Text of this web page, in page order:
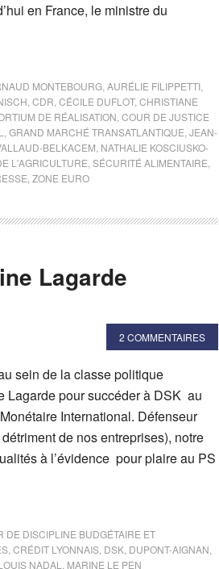
en France, le ministre du
MONTEBOURG AURÉLIE FILIPPETTI
CDR CÉCILE DUFLOT, CHRISTIANE
DE RÉALISATION COUR DE JUSTICE
GRAND MARCHÉ TRANSATLANTIQUE JEAN-
BELKACEM NATHALIE KOSCIUSKO-
L'AGRICULTURE SÉCURITÉ ALIMENTAIRE
ZONE EURO
Lagarde
2 COMMENTAIRES
sein de la classe politique
Lagarde pour succéder à DSK au
International. Défenseur
de nos entreprises), notre
à l’évidence pour plaire au PS
DE DISCIPLINE BUDGÉTAIRE ET
CRÉDIT LYONNAIS DSK DUPONT-AIGNAN
NADAL MARINE LE PEN